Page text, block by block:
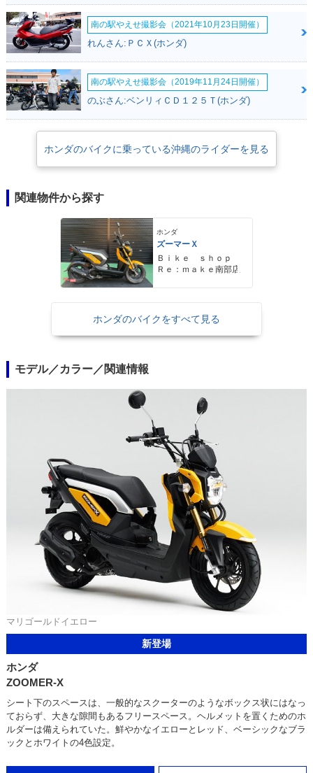
南の駅やえせ撮影会（2021年10月23日開催）
れんさん:ＰＣＸ(ホンダ)
南の駅やえせ撮影会（2019年11月24日開催）
のぶさん:ベンリィＣＤ１２５Ｔ(ホンダ)
ホンダのバイクに乗っている沖縄のライダーを見る
関連物件から探す
ホンダ
ズーマーＸ
Ｂｉｋｅ ｓｈｏｐ
Ｒｅ：ｍａｋｅ南部店
ホンダのバイクをすべて見る
モデル／カラー／関連情報
マリゴールドイエロー
新登場
ホンダ
ZOOMER-X
シート下のスペースは、一般的なスクーターのようなボックス状にはなっ
ておらず、大きな隙間もあるフリースペース。ヘルメットを置くためのホ
ルダーは備えられていた。鮮やかなイエローとレッド、ベーシックなブラ
ックとホワイトの4色設定。